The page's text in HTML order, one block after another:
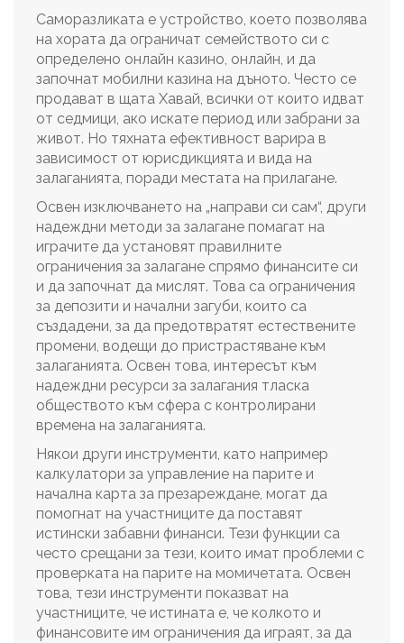
Саморазликата е устройство, което позволява
на хората да ограничат семейството си с
определено онлайн казино, онлайн, и да
започнат мобилни казина на дъното. Често се
продават в щата Хавай, всички от които идват
от седмици, ако искате период или забрани за
живот. Но тяхната ефективност варира в
зависимост от юрисдикцията и вида на
залаганията, поради местата на прилагане.
Освен изключването на „направи си сам“, други
надеждни методи за залагане помагат на
играчите да установят правилните
ограничения за залагане спрямо финансите си
и да започнат да мислят. Това са ограничения
за депозити и начални загуби, които са
създадени, за да предотвратят естествените
промени, водещи до пристрастяване към
залаганията. Освен това, интересът към
надеждни ресурси за залагания тласка
обществото към сфера с контролирани
времена на залаганията.
Някои други инструменти, като например
калкулатори за управление на парите и
начална карта за презареждане, могат да
помогнат на участниците да поставят
истински забавни финанси. Тези функции са
често срещани за тези, които имат проблеми с
проверката на парите на момичетата. Освен
това, тези инструменти показват на
участниците, че истината е, че колкото и
финансовите им ограничения да играят, за да